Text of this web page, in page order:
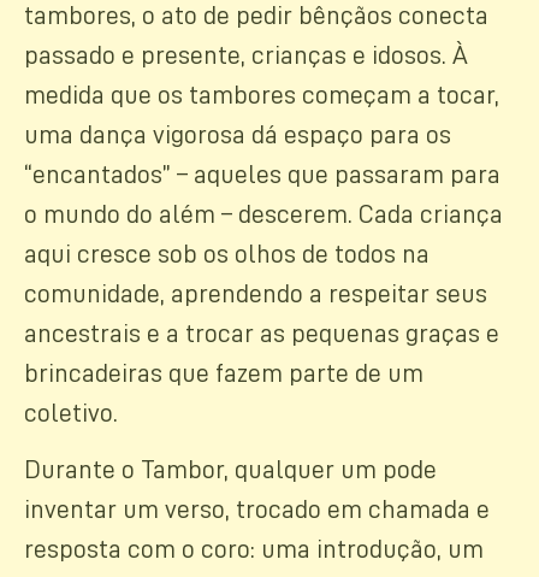
tambores, o ato de pedir bênçãos conecta
passado e presente, crianças e idosos. À
medida que os tambores começam a tocar,
uma dança vigorosa dá espaço para os
“encantados” – aqueles que passaram para
o mundo do além – descerem. Cada criança
aqui cresce sob os olhos de todos na
comunidade, aprendendo a respeitar seus
ancestrais e a trocar as pequenas graças e
brincadeiras que fazem parte de um
coletivo.
Durante o Tambor, qualquer um pode
inventar um verso, trocado em chamada e
resposta com o coro: uma introdução, um